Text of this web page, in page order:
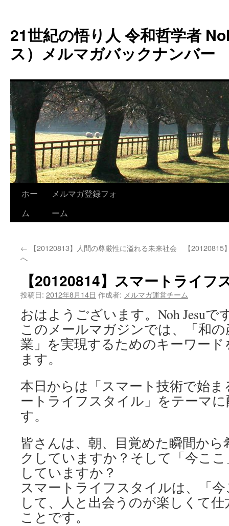
テ
ン
ツ
へ
キ
ッ
プ
21世紀の悟り人 令和哲学者
ス）メルマガバックナンバー
ホー
ム
メルマガ登録フォ
ーム
← 【20120813】人間の尊厳性に溢れる未来社会
へ
【
【20120814】スマートライ
投稿日: 2012年8月14日 作成者: メルマガ運営チーム
おはようございます。Noh Jesuで
このメールマガジンでは、「和
業」を実現するためのキーワー
ます。
本日からは「スマート技術で始
ートライフスタイル」をテーマ
す。
皆さんは、朝、目覚めた瞬間か
クしていますか？そして「今こ
していますか？
スマートライフスタイルは、「
して、人と出会うのが楽しくて
ことです。